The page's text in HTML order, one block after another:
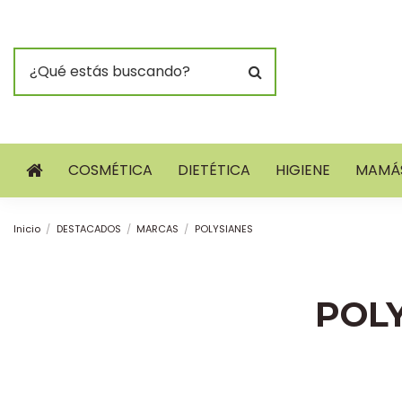
COSMÉTICA DIETÉTICA HIGIENE
Inicio DESTACADOS MARCAS POLYSIANES